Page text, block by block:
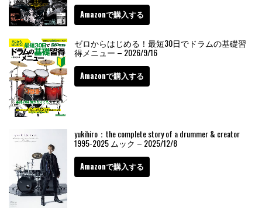
Amazonで購入する
ゼロからはじめる！最短30日でドラムの基礎習
得メニュー – 2026/9/16
Amazonで購入する
yukihiro：the complete story of a drummer & creator
1995-2025 ムック – 2025/12/8
Amazonで購入する